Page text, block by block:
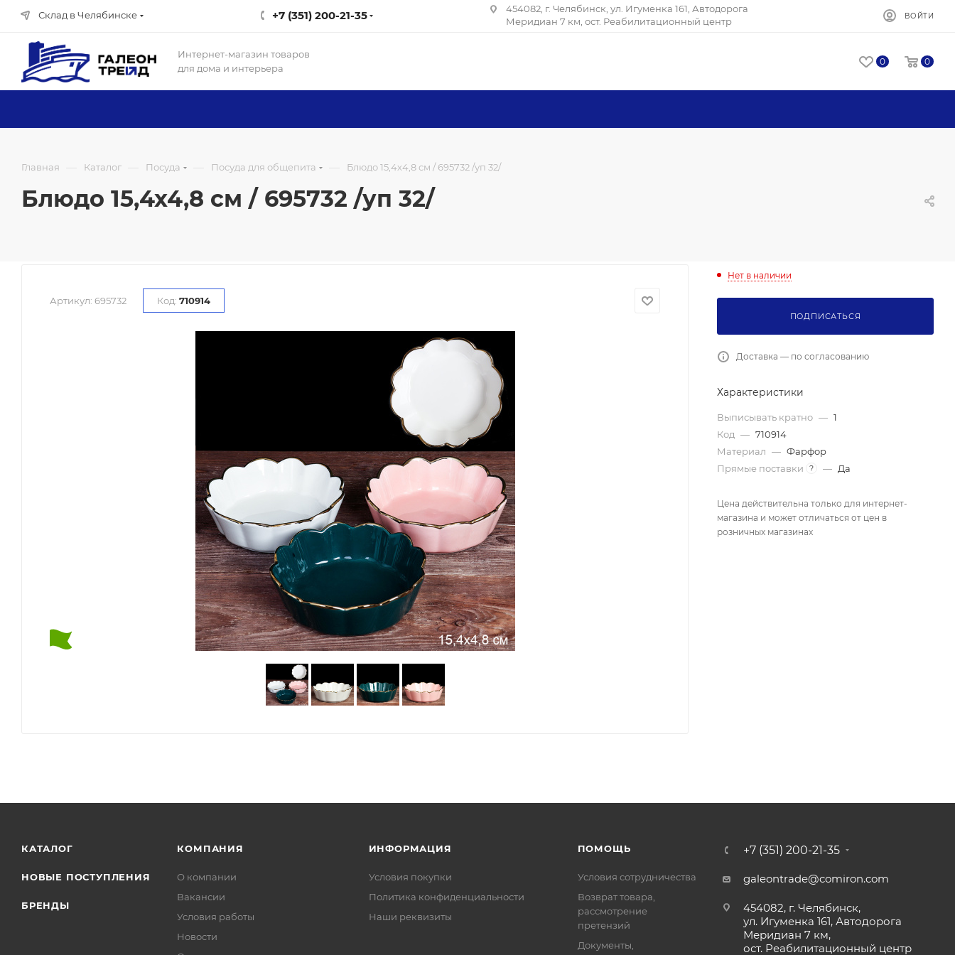
Склад в Челябинске +7 (351) 200-21-35
454082, г. Челябинск, ул. Игуменка 161, Автодорога
Меридиан 7 км, ост. Реабилитационный центр
ВОЙТИ
Интернет-магазин товаров
для дома и интерьера
0 0
Главная — Каталог — Посуда — Посуда для общепита — Блюдо 15,4х4,8 см / 695732 /уп 32/
Блюдо 15,4х4,8 см / 695732 /уп 32/
Артикул: 695732 Код: 710914
Нет в наличии
ПОДПИСАТЬСЯ
Доставка — по согласованию
Характеристики
Выписывать кратно — 1
Код — 710914
Материал — Фарфор
Прямые поставки
? — Да
Цена действительна только для интернет-
магазина и может отличаться от цен в
розничных магазинах
КАТАЛОГ
НОВЫЕ ПОСТУПЛЕНИЯ
БРЕНДЫ
КОМПАНИЯ
О компании
Вакансии
Условия работы
Новости
ИНФОРМАЦИЯ
Условия покупки
Политика конфиденциальности
Наши реквизиты
ПОМОЩЬ
Условия сотрудничества
Возврат товара,
рассмотрение
претензий
Документы,
+7 (351) 200-21-35
galeontrade@comiron.com
454082, г. Челябинск,
ул. Игуменка 161, Автодорога
Меридиан 7 км,
ост. Реабилитационный центр